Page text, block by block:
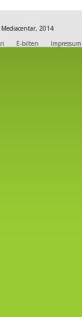
2014
E-bilten Impressum